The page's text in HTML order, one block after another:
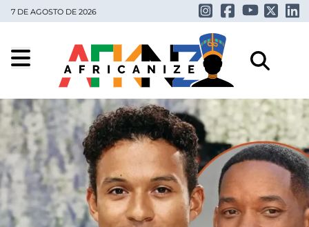
7 DE AGOSTO DE 2026